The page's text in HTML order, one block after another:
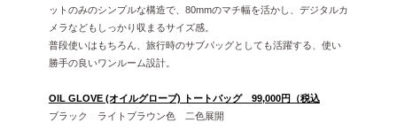
ットのみのシンプルな構造で、80mmのマチ幅を活かし、デジタルカ
メラなどもしっかり収まるサイズ感。
普段使いはもちろん、旅行時のサブバッグとしても活躍する、使い
勝手の良いワンルーム設計。
OIL GLOVE (オイルグローブ) トートバッグ 99,000円（税込
ブラック ライトブラウン色 二色展開